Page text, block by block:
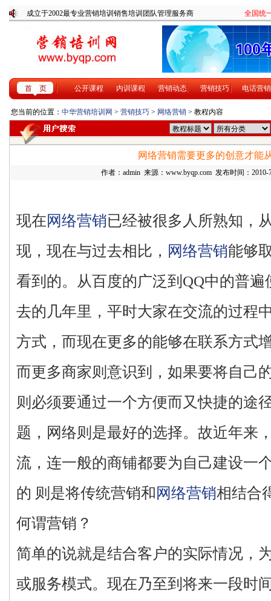
成立于2002最专业营销培训销售培训团队管理服务商 全国统
首 页 公开课程 内训课程 营销动态 营销技巧 电话营销
您当前的位置： 中华营销培训网 > 营销技巧 > 网络营销 > 教程内容
网络营销需要更多的创意才能
作者：admin 来源：www.byqp.com 发布时间：2010-
现在网络营销已经被很多人所熟知，
现，现在与过去相比， 网络营销能够
看到的。从百度的广泛到QQ中的普
去的几年里，平时大家在交流的过程
方式，而现在更多的能够在联系方式
而更多商家则意识到，如果要将自己
则必须要通过一个方便而又快捷的途
题，网络则是最好的选择。故近年来
流，连一般的商铺都要为自己建设一
的 则是将传统营销和 网络营销相结合
何谓营销？
简单的说就是结合客户的实际情况，
或服务模式。现在乃至到将来一段时